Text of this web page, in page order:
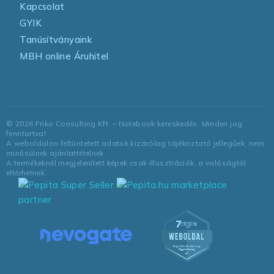
Kapcsolat
GYIK
Tanúsítványaink
MBH online Áruhitel
© 2026 Friko Consulting Kft. – Notebook kereskedés. Minden jog
fenntartva!
A weboldalon feltüntetett adatok kizárólag tájékoztató jellegűek, nem
minősülnek ajánlattételnek.
A termékeknél megjelenített képek csak illusztrációk, a valóságtól
eltérhetnek.
marketplace
partner